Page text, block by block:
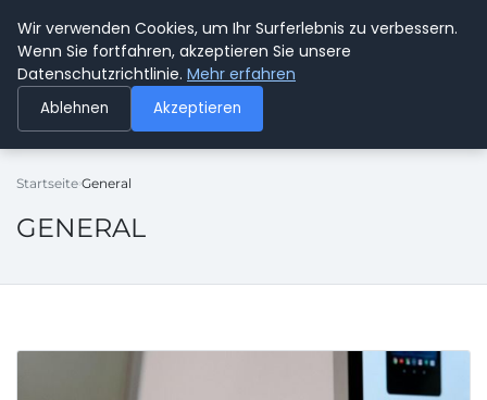
SPEDITION KUSS
Startseite General
GENERAL
Wir verwenden Cookies, um Ihr Surferlebnis zu verbessern.
Wenn Sie fortfahren, akzeptieren Sie unsere
Datenschutzrichtlinie. Mehr erfahren
Ablehnen Akzeptieren